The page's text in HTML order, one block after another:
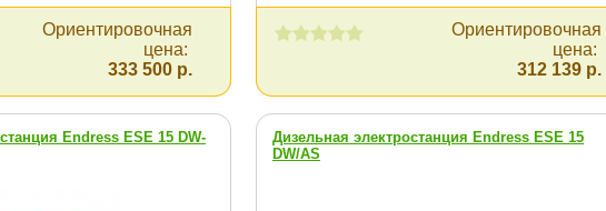
Ориентировочная
цена:
333 500 р.
Ориентировочная
цена:
312 139 р.
Endress ESE 15 DW-
Дизельная электростанция Endress ESE 15
DW/AS